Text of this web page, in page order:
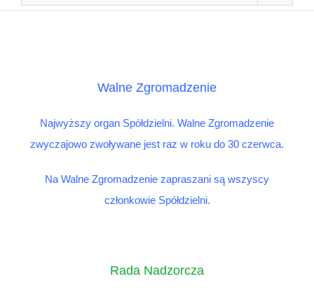
Walne Zgromadzenie
Najwyższy organ Spółdzielni. Walne Zgromadzenie
zwyczajowo zwoływane jest raz w roku do 30 czerwca.
Na Walne Zgromadzenie zapraszani są wszyscy
członkowie Spółdzielni.
Rada Nadzorcza